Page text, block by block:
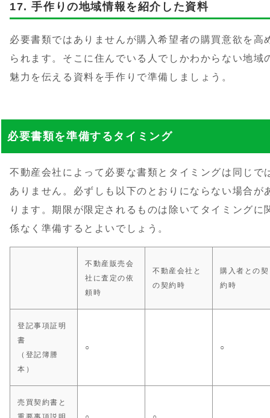
手作りの地域情報を紹介した資料
必要書類ではありませんが購入希望者の購買意欲を高
られます。そこに住んでいる人でしかわからない地域
魅力を伝える資料を手作りで準備しましょう。
必要書類を準備するタイミング
不動産会社によって必要な書類とタイミングは同じで
ありません。必ずしも以下のとおりにならない場合が
ります。期限が限定されるものは除いてタイミングに
係なく準備するとよいでしょう。
不動産販売会
社に査定の依
頼時
不動産会社と
の契約時
購入者との契
約時
登記事項証明
書
（登記簿謄
本）
○ ○
売買契約書と